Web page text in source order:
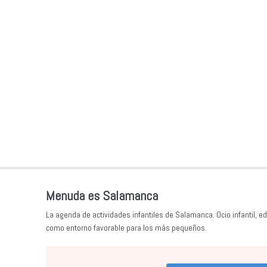
Menuda es Salamanca
La agenda de actividades infantiles de Salamanca. Ocio infantil,
como entorno favorable para los más pequeños.